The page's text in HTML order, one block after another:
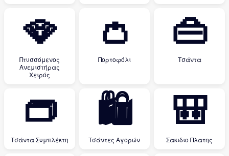
🪭
Πτυσσόμενος
Ανεμιστήρας
Χειρός
👛
Πορτοφόλι
👜
Τσάντα
👝
Τσάντα Συμπλέκτη
🛍
Τσάντες Αγορών
🎒
Σακιδιο Πλατης